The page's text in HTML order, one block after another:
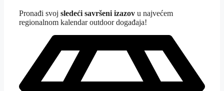
Pronađi svoj sledeći savršeni izazov u najvećem
regionalnom kalendar outdoor događaja!